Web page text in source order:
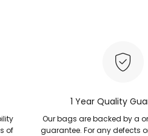
of
1 Year Quality
Our bags are backed by a
guarantee. For any defects